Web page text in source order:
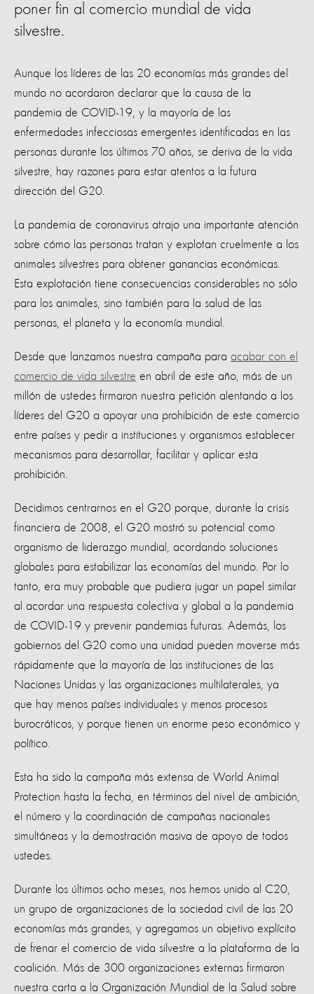
poner fin al comercio mundial de vida
silvestre.
Aunque los líderes de las 20 economías más grandes del
mundo no acordaron declarar que la causa de la
pandemia de COVID-19, y la mayoría de las
enfermedades infecciosas emergentes identificadas en las
personas durante los últimos 70 años, se deriva de la vida
silvestre, hay razones para estar atentos a la futura
dirección del G20.
La pandemia de coronavirus atrajo una importante atención
sobre cómo las personas tratan y explotan cruelmente a los
animales silvestres para obtener ganancias económicas.
Esta explotación tiene consecuencias considerables no sólo
para los animales, sino también para la salud de las
personas, el planeta y la economía mundial.
Desde que lanzamos nuestra campaña para acabar con el
comercio de vida silvestre en abril de este año, más de un
millón de ustedes firmaron nuestra petición alentando a los
líderes del G20 a apoyar una prohibición de este comercio
entre países y pedir a instituciones y organismos establecer
mecanismos para desarrollar, facilitar y aplicar esta
prohibición.
Decidimos centrarnos en el G20 porque, durante la crisis
financiera de 2008, el G20 mostró su potencial como
organismo de liderazgo mundial, acordando soluciones
globales para estabilizar las economías del mundo. Por lo
tanto, era muy probable que pudiera jugar un papel similar
al acordar una respuesta colectiva y global a la pandemia
de COVID-19 y prevenir pandemias futuras. Además, los
gobiernos del G20 como una unidad pueden moverse más
rápidamente que la mayoría de las instituciones de las
Naciones Unidas y las organizaciones multilaterales, ya
que hay menos países individuales y menos procesos
burocráticos, y porque tienen un enorme peso económico y
político.
Esta ha sido la campaña más extensa de World Animal
Protection hasta la fecha, en términos del nivel de ambición,
el número y la coordinación de campañas nacionales
simultáneas y la demostración masiva de apoyo de todos
ustedes.
Durante los últimos ocho meses, nos hemos unido al C20,
un grupo de organizaciones de la sociedad civil de las 20
economías más grandes, y agregamos un objetivo explícito
de frenar el comercio de vida silvestre a la plataforma de la
coalición. Más de 300 organizaciones externas firmaron
nuestra carta a la Organización Mundial de la Salud sobre